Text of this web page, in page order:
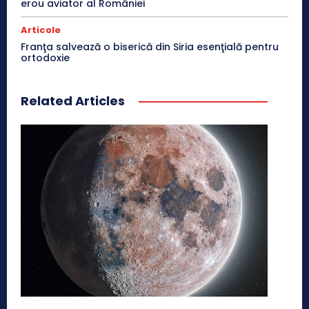
erou aviator al României
Articole
Franţa salvează o biserică din Siria esenţială pentru
ortodoxie
Related Articles